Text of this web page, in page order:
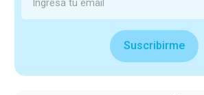
Suscribirme